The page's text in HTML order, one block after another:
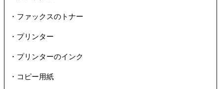
・ファックスのトナー
・プリンター
・プリンターのインク
・コピー用紙